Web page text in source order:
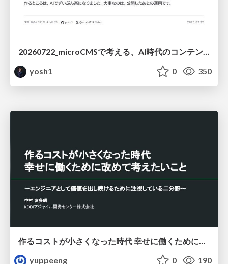
yosh1
0 350
作るコストが小さくなった時代 幸せに働くために改めて考えたいこと 〜エンジニアとして価値を出し続けるために注視している二分野〜
yuppeeng
0 190